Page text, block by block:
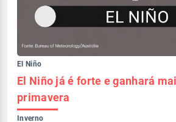
El Niño
El Niño já é forte e ganhará
primavera
Inverno